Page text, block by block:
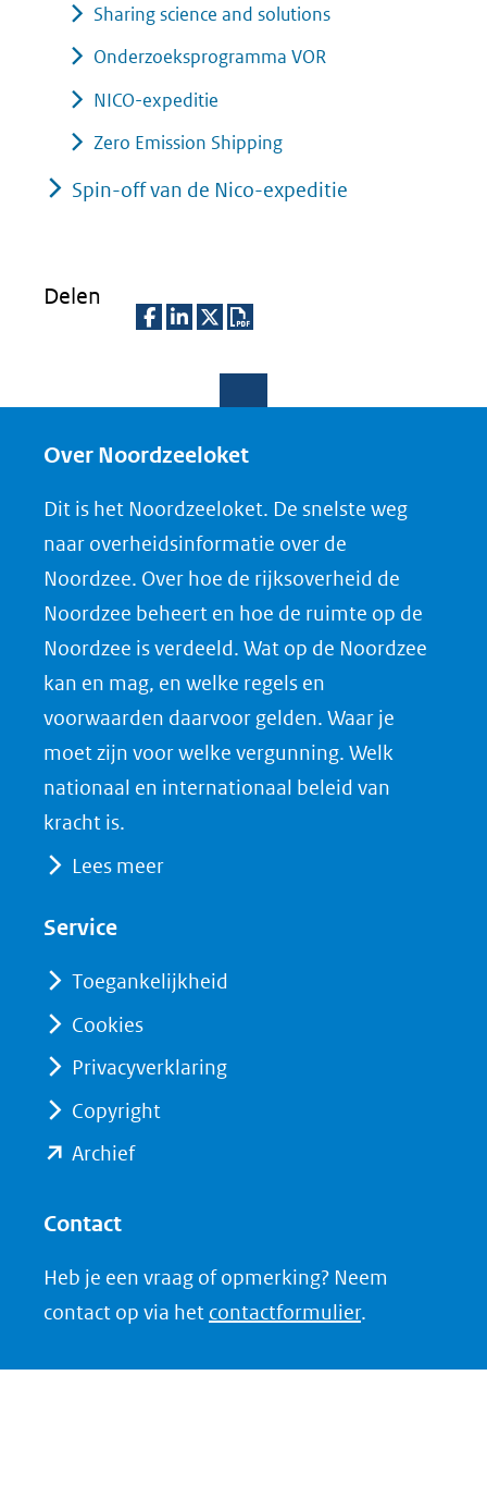
Sharing science and solutions
Onderzoeksprogramma VOR
NICO-expeditie
Zero Emission Shipping
Spin-off van de Nico-expeditie
Delen
e
o
p
F
a
c
e
b
o
o
in
(verwijst
een
andere
website)
e
o
p
L
i
n
k
e
d
I
(verwijst
andere
e
o
p
X
(opent
in
nieuw
venster)
(verwijst
naar
n
o
a
d
P
D
F
Over Noordzeeloket
Dit is het Noordzeeloket. De snelste weg
naar overheidsinformatie over de
Noordzee. Over hoe de rijksoverheid de
Noordzee beheert en hoe de ruimte op de
Noordzee is verdeeld. Wat op de Noordzee
kan en mag, en welke regels en
voorwaarden daarvoor gelden. Waar je
moet zijn voor welke vergunning. Welk
nationaal en internationaal beleid van
kracht is.
Lees meer
Service
Toegankelijkheid
Cookies
Privacyverklaring
Copyright
Archief(opent
(verwijst
naar
Contact
Heb je een vraag of opmerking? Neem
contact op via het contactformulier.